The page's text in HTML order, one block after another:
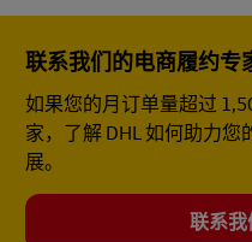
联系我们的电商履约专
如果您的月订单量超过
家，了解 DHL 如何助力
展。
联系